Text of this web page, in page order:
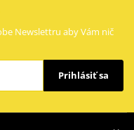
Newslettru aby Vám nič
Prihlásiť sa